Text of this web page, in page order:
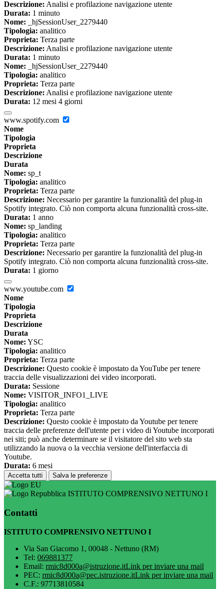
Descrizione: Analisi e profilazione navigazione utente
Durata: 1 minuto
Nome: _hjSessionUser_2279440
Tipologia: analitico
Proprieta: Terza parte
Descrizione: Analisi e profilazione navigazione utente
Durata: 1 minuto
Nome: _hjSessionUser_2279440
Tipologia: analitico
Proprieta: Terza parte
Descrizione: Analisi e profilazione navigazione utente
Durata: 12 mesi 4 giorni
www.spotify.com
Nome
Tipologia
Proprieta
Descrizione
Durata
Nome: sp_t
Tipologia: analitico
Proprieta: Terza parte
Descrizione: Necessario per garantire la funzionalità del plug-in
Spotify integrato. Ciò non comporta alcuna funzionalità cross-site.
Durata: 1 anno
Nome: sp_landing
Tipologia: analitico
Proprieta: Terza parte
Descrizione: Necessario per garantire la funzionalità del plug-in
Spotify integrato. Ciò non comporta alcuna funzionalità cross-site.
Durata: 1 giorno
www.youtube.com
Nome
Tipologia
Proprieta
Descrizione
Durata
Nome: YSC
Tipologia: analitico
Proprieta: Terza parte
Descrizione: Questo cookie è impostato da YouTube per tenere
traccia delle visualizzazioni dei video incorporati.
Durata: Sessione
Nome: VISITOR_INFO1_LIVE
Tipologia: analitico
Proprieta: Terza parte
Descrizione: Questo cookie è impostato da Youtube per tenere
traccia delle preferenze dell'utente per i video di Youtube incorporati
nei siti; può anche determinare se il visitatore del sito web sta
utilizzando la nuova o la vecchia versione dell'interfaccia di
Youtube.
Durata: 6 mesi
Accetta tutti Salva le preferenze
ISTITUTO COMPRENSIVO NETTUNO I
Contatti
ISTITUTO COMPRENSIVO NETTUNO I
Via San Giacomo 1, 00048 - Nettuno (RM)
Tel: 069881377
Email: rmic8d000a@istruzione.itLink per inviare una mail
PEC: rmic8d000a@pec.istruzione.itLink per inviare una mail
C.F.: 97713810584